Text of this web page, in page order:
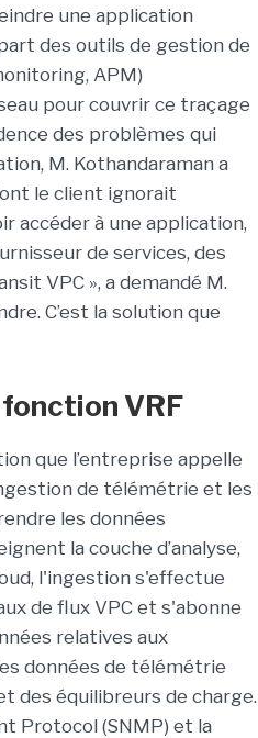
une application
des outils de gestion de
APM)
pour couvrir ce traçage
des problèmes qui
M. Kothandaraman a
le client ignorait
accéder à une application,
de services, des
VPC », a demandé M.
C’est la solution que
VRF
que l’entreprise appelle
de télémétrie et les
les données
la couche d’analyse,
l'ingestion s'effectue
de flux VPC et s'abonne
relatives aux
données de télémétrie
des équilibreurs de charge.
Protocol (SNMP) et la